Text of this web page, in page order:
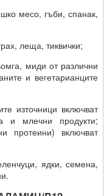
месо, гъби, спанак,
леща, тиквички;
миди от различни
и вегетарианците
източници включват
и млечни продукти;
протеини) включват
ядки, семена,